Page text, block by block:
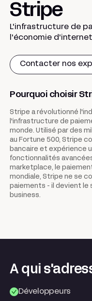
Stripe
L'infrastructure de
l'économie
Contacter nos
Pourquoi choisir
Stripe a révolutionné
l'infrastructure de
monde. Utilisé par des
au Fortune 500, Stripe
bancaire et expérience
fonctionnalités
marketplace, le
mondiale, Stripe ne se
paiements - il devient le
business.
A qui
Développeurs